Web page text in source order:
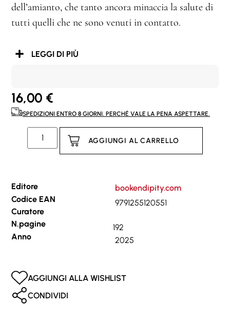
dell’amianto, che tanto ancora minaccia la salute di
tutti quelli che ne sono venuti in contatto.
LEGGI DI PIÙ
16,00 €
SPEDIZIONI ENTRO 8 GIORNI. PERCHÉ VALE LA PENA ASPETTARE.
AGGIUNGI AL CARRELLO
Editore
bookendipity.com
Codice EAN
9791255120551
Curatore
N.pagine
192
Anno
2025
AGGIUNGI ALLA WISHLIST
CONDIVIDI